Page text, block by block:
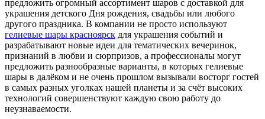
предложить огромный ассортимент шаров с доставкой для
украшения детского Дня рождения, свадьбы или любого
другого праздника. В компании не просто используют
гелиевые шары красноярск для украшения событий и
разрабатывают новые идеи для тематических вечеринок,
признаний в любви и сюрпризов, а профессионалы могут
предложить разнообразные варианты, в которых гелиевые
шары в далёком и не очень прошлом вызывали восторг гостей
в самых разных уголках нашей планеты и за счёт высоких
технологий совершенствуют каждую свою работу до
неузнаваемости.